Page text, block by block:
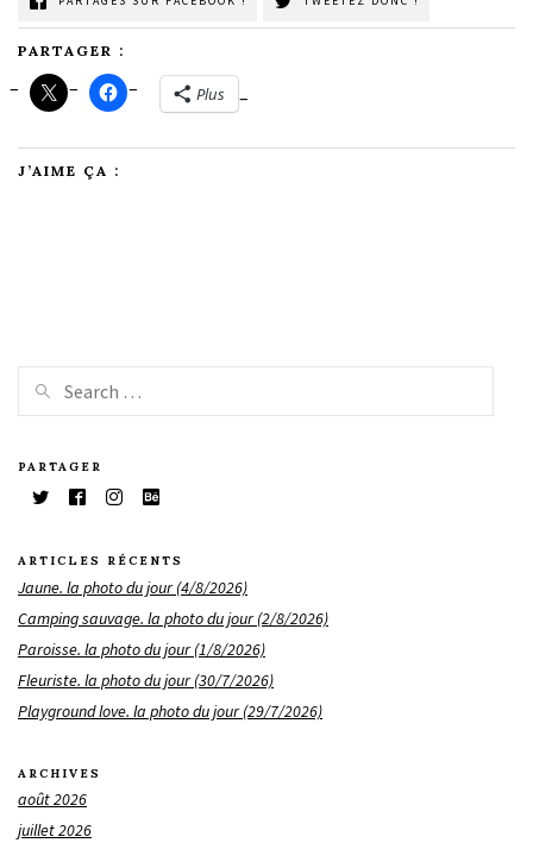
PARTAGER :
Plus
J’AIME ÇA :
PARTAGER
ARTICLES RÉCENTS
Jaune. la photo du jour (4/8/2026)
Camping sauvage. la photo du jour (2/8/2026)
Paroisse. la photo du jour (1/8/2026)
Fleuriste. la photo du jour (30/7/2026)
Playground love. la photo du jour (29/7/2026)
ARCHIVES
août 2026
juillet 2026